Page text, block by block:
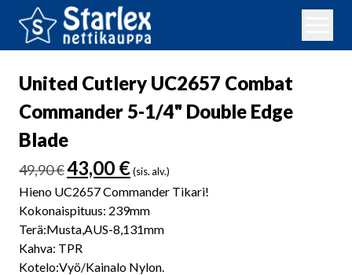
United Cutlery UC2657 Combat
Commander 5-1/4" Double Edge
Blade
49,90€ Alkuperäinen
hinta
oli:
49,90 €.
43,00 €Nykyinen
hinta
on:
43,00 €.
(sis. alv.)
Hieno UC2657 Commander Tikari!
Kokonaispituus: 239mm
Terä:Musta,AUS-8,131mm
Kahva: TPR
Kotelo:Vyö/Kainalo Nylon.